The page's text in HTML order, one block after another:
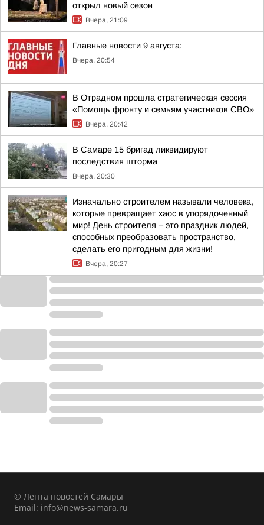
открыл новый сезон
Вчера, 21:09
Главные новости 9 августа:
Вчера, 20:54
В Отрадном прошла стратегическая сессия
«Помощь фронту и семьям участников СВО»
Вчера, 20:42
В Самаре 15 бригад ликвидируют
последствия шторма
Вчера, 20:30
Изначально строителем называли человека,
которые превращает хаос в упорядоченный
мир! День строителя – это праздник людей,
способных преобразовать пространство,
сделать его пригодным для жизни!
Вчера, 20:27
© Лента новостей Самары
Email: info@news-samara.ru